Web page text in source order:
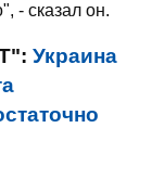
- сказал он.
Украина